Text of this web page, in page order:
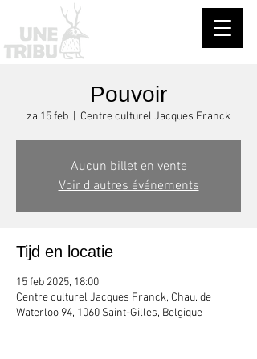
Pouvoir
za 15 feb Centre culturel Jacques Franck
Aucun billet en vente
Voir d'autres événements
Tijd en locatie
15 feb 2025, 18:00
Centre culturel Jacques Franck, Chau. de
Waterloo 94, 1060 Saint-Gilles, Belgique